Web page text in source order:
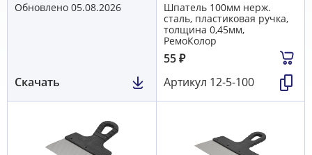
Обновлено 05.08.2026
Скачать
Шпатель 100мм нерж.
сталь, пластиковая ручка,
толщина 0,45мм,
РемоКолор
55₽
Артикул 12-5-100